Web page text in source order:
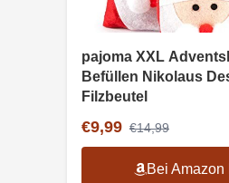
pajoma XXL
Befüllen Nikolaus
Filzbeutel
€9,99 €14,99
Bei Amazon